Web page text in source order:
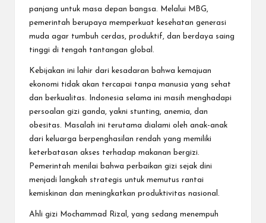
panjang untuk masa depan bangsa. Melalui MBG,
pemerintah berupaya memperkuat kesehatan generasi
muda agar tumbuh cerdas, produktif, dan berdaya saing
tinggi di tengah tantangan global.
Kebijakan ini lahir dari kesadaran bahwa kemajuan
ekonomi tidak akan tercapai tanpa manusia yang sehat
dan berkualitas. Indonesia selama ini masih menghadapi
persoalan gizi ganda, yakni stunting, anemia, dan
obesitas. Masalah ini terutama dialami oleh anak-anak
dari keluarga berpenghasilan rendah yang memiliki
keterbatasan akses terhadap makanan bergizi.
Pemerintah menilai bahwa perbaikan gizi sejak dini
menjadi langkah strategis untuk memutus rantai
kemiskinan dan meningkatkan produktivitas nasional.
Ahli gizi Mochammad Rizal, yang sedang menempuh